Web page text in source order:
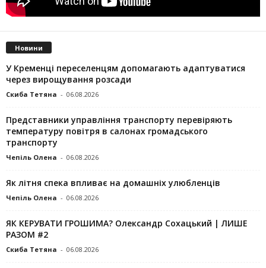
Новини
У Кременці переселенцям допомагають адаптуватися
через вирощування розсади
Скиба Тетяна - 06.08.2026
Представники управління транспорту перевіряють
температуру повітря в салонах громадського
транспорту
Чепіль Олена - 06.08.2026
Як літня спека впливає на домашніх улюбленців
Чепіль Олена - 06.08.2026
ЯК КЕРУВАТИ ГРОШИМА? Олександр Сохацький | ЛИШЕ
РАЗОМ #2
Скиба Тетяна - 06.08.2026